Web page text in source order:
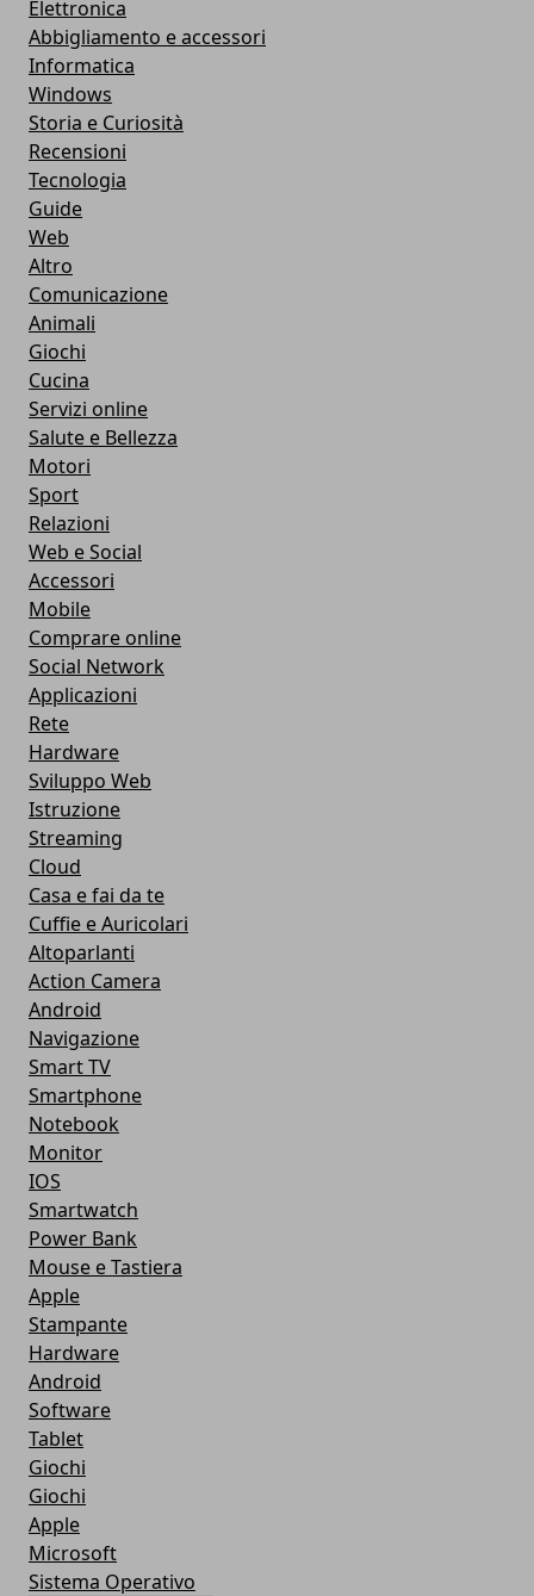
Elettronica
Abbigliamento e accessori
Informatica
Windows
Storia e Curiosità
Recensioni
Tecnologia
Guide
Web
Altro
Comunicazione
Animali
Giochi
Cucina
Servizi online
Salute e Bellezza
Motori
Sport
Relazioni
Web e Social
Accessori
Mobile
Comprare online
Social Network
Applicazioni
Rete
Hardware
Sviluppo Web
Istruzione
Streaming
Cloud
Casa e fai da te
Cuffie e Auricolari
Altoparlanti
Action Camera
Android
Navigazione
Smart TV
Smartphone
Notebook
Monitor
IOS
Smartwatch
Power Bank
Mouse e Tastiera
Apple
Stampante
Hardware
Android
Software
Tablet
Giochi
Giochi
Apple
Microsoft
Sistema Operativo